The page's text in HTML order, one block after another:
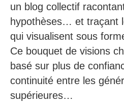
un blog collectif
hypothèses… et traçant
qui visualisent sous
Ce bouquet de visions
basé sur plus de
continuité entre les
supérieures…